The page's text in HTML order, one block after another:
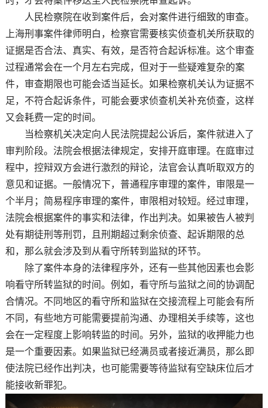
人民检察院在收到案件后，会对案件进行细致的审查。
上海刑事案件律师明白，检察官需要核实侦查机关所获取的
证据是否合法、真实、有效，是否符合起诉标准。这个审查
过程通常会在一个月左右完成，但对于一些疑难复杂的案
件，审查期限也可能会适当延长。如果检察机关认为证据不
足，不符合起诉条件，可能会要求侦查机关补充侦查，这样
又会耗费一定的时间。
当检察机关决定向人民法院提起公诉后，案件就进入了
审判阶段。法院会根据法律规定，安排开庭审理。在庭审过
程中，控辩双方会进行激烈的辩论，法官会认真听取双方的
意见和证据。一般情况下，普通程序审理的案件，审限是一
个半月；简易程序审理的案件，审限相对较短。经过审理，
法院会根据案件的事实和法律，作出判决。如果被告人被判
处有期徒刑等刑罚，且刑期超过剩余侦查、起诉期限的总
和，那么就会涉及到从看守所转到监狱的环节。
除了案件本身的法律程序外，还有一些其他因素也会影
响看守所转监狱的时间。例如，看守所与监狱之间的协调配
合情况。不同地区的看守所和监狱在交接流程上可能会有所
不同，有些地方可能需要提前沟通、办理相关手续等，这也
会在一定程度上影响转监的时间。另外，监狱的收押能力也
是一个重要因素。如果监狱已经满员或者接近满员，那么即
使法院已经作出判决，也可能需要等待监狱有空缺床位后才
能接收新罪犯。